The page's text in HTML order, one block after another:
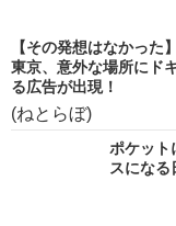
【その発想はなかった
東京、意外な場所にド
る広告が出現！
(ねとらぼ)
ポケッ
スにな